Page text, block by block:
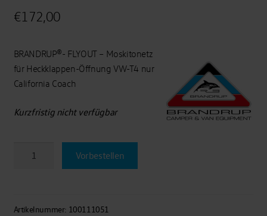
€172,00
BRANDRUP®- FLYOUT – Moskitonetz
für Heckklappen-Öffnung VW-T4 nur
California Coach
Kurzfristig nicht verfügbar
Öffnung,
Vorbestellen
Artikelnummer: 100111051